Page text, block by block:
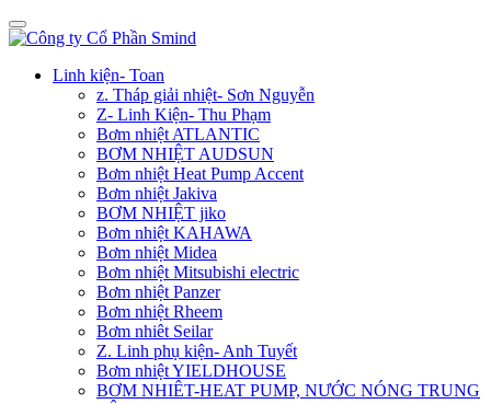
Linh kiện- Toan
z. Tháp giải nhiệt- Sơn Nguyễn
Z- Linh Kiện- Thu Phạm
Bơm nhiệt ATLANTIC
BƠM NHIỆT AUDSUN
Bơm nhiệt Heat Pump Accent
Bơm nhiệt Jakiva
BƠM NHIỆT jiko
Bơm nhiệt KAHAWA
Bơm nhiệt Midea
Bơm nhiệt Mitsubishi electric
Bơm nhiệt Panzer
Bơm nhiệt Rheem
Bơm nhiêt Seilar
Z. Linh phụ kiện- Anh Tuyết
Bơm nhiệt YIELDHOUSE
BƠM NHIÊT-HEAT PUMP, NƯỚC NÓNG TRUNG